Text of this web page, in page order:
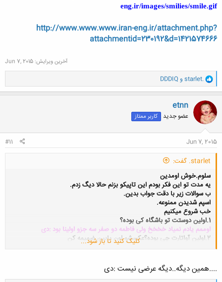
eng.ir/images/smilies/smile.gif
http://www.www.www.iran-eng.ir/attachment.php?
attachmentid=230192&d=1421574666
آخرین ویرایش: Jun 7, 2015
و
ا
ک
ن
ش
ه
ا
starlet. و DDDIQ
etnn
عضو جدید کاربر ممتاز
Jun 7, 2015
#11
starlet. گفت:
سلوم.خوش اومدین
یه مدت تو این فکر بودم این تاپیکو بزنم حالا دیگ زدم.
ب سوالات زیر با دقت جواب بدین.
اسپم شدیدن ممنوعه.
خب شروع میکنیم
1.اولین دوستت تو باشگاه کی بوده؟
اوممم یادم نمیاد خخخخ ولی فاطمه دو صفر سه جزو اولینا بود :دی
2.اولین آواتارت چی بوده؟عکسشو اون پایین ضمیمه کن
ندارم ..یه بچه بود که از تو لیوان نیگا میکرد :/
خخخ ..سوال تاریخی پرسیدیا :دی
ولی یادم هاولین بار برای افزایش بار علمیم باشگاه عضو شدم
کلیک کنید تا باز شود...
....همین دیگه..دیگه عرضی نیست :دی